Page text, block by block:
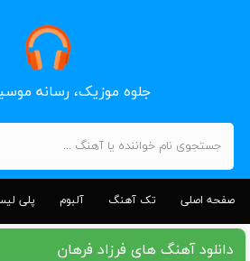
جلوه موزیک، رسانه
صفحه اصلی تک آهنگ آلبوم پلی
دانلود آهنگ های فرزاد فرهان